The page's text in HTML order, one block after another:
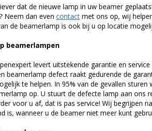
dat de nieuwe lamp in uw beamer
Neem dan even contact met ons op, wij
de beamerlamp is ook bij u op locatie
beamerlampen
levert uitstekende garantie en
beamerlamp defect raakt gedurende de
te helpen. In 95% van de gevallen sturen
op. U stuurt de defecte lamp aan ons
voor u af, dat is pas service! Wij begrijpen
is, wanneer u de beamer niet meer kunt